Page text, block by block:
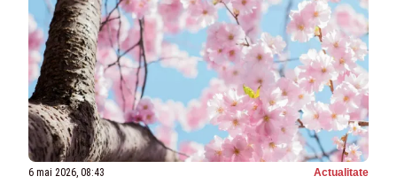
6 mai 2026, 08:43 Actualitate